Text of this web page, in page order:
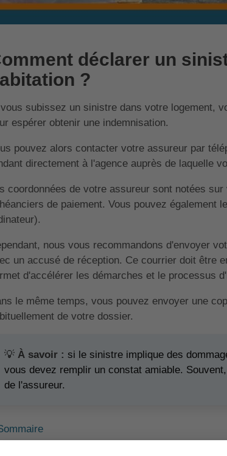
déclarer un
?
subissez un sinistre dans votre logement,
espérer obtenir une indemnisation.
pouvez alors contacter votre assureur par
directement à l'agence auprès de laquelle
coordonnées de votre assureur sont notées
de paiement. Vous pouvez
nous vous recommandons d'envoyer
un accusé de réception. Ce courrier doit être
d'accélérer les démarches et le processus
le même temps, vous pouvez envoyer une
de votre dossier.
💡 À savoir : si le sinistre implique des
vous devez remplir un constat amiable.
de l'assureur.